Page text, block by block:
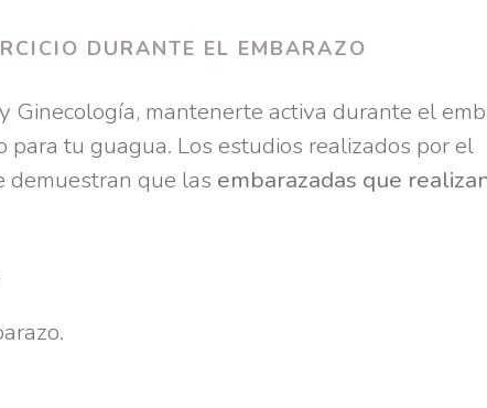
DURANTE EL EMBARAZO
Ginecología, mantenerte activa durante el
tu guagua. Los estudios realizados por el
demuestran que las embarazadas que